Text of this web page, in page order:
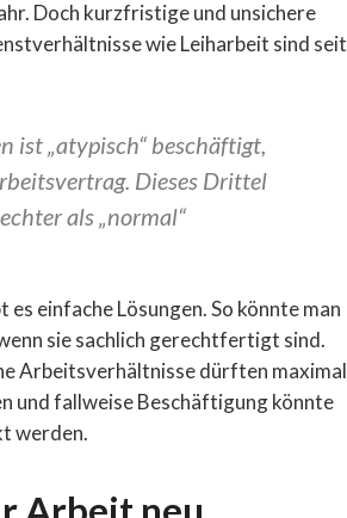
Doch kurzfristige und unsichere
wie Leiharbeit sind seit
ist „atypisch“ beschäftigt,
Dieses Drittel
als „normal“
einfache Lösungen. So könnte man
sie sachlich gerechtfertigt sind.
Arbeitsverhältnisse dürften maximal
und fallweise Beschäftigung könnte
werden.